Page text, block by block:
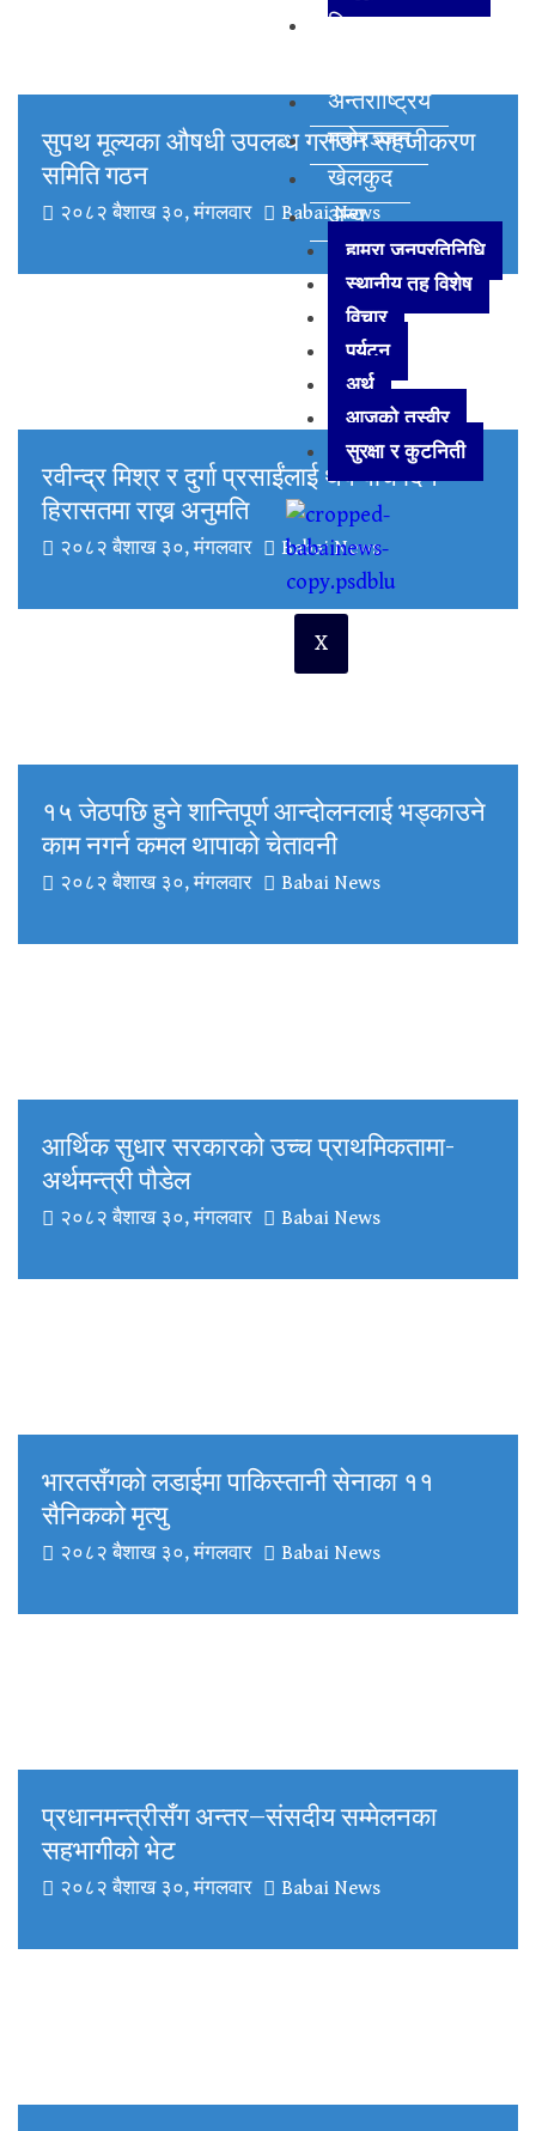
विज्ञान
अन्तर्राष्ट्रिय
मनोरञ्जन
खेलकुद
अन्य
हाम्रा जनप्रतिनिधि
स्थानीय तह विशेष
विचार
पर्यटन
अर्थ
आजको तस्वीर
सुरक्षा र कुटनिती
X
सुपथ मूल्यका औषधी उपलब्ध गराउन सहजीकरण
समिति गठन
२०८२ बैशाख ३०, मंगलवार Babai News
रवीन्द्र मिश्र र दुर्गा प्रसाईंलाई थप पाँच दिन
हिरासतमा राख्न अनुमति
२०८२ बैशाख ३०, मंगलवार Babai News
१५ जेठपछि हुने शान्तिपूर्ण आन्दोलनलाई भड्काउने
काम नगर्न कमल थापाको चेतावनी
२०८२ बैशाख ३०, मंगलवार Babai News
आर्थिक सुधार सरकारको उच्च प्राथमिकतामा-
अर्थमन्त्री पौडेल
२०८२ बैशाख ३०, मंगलवार Babai News
भारतसँगको लडाईमा पाकिस्तानी सेनाका ११
सैनिकको मृत्यु
२०८२ बैशाख ३०, मंगलवार Babai News
प्रधानमन्त्रीसँग अन्तर–संसदीय सम्मेलनका
सहभागीको भेट
२०८२ बैशाख ३०, मंगलवार Babai News